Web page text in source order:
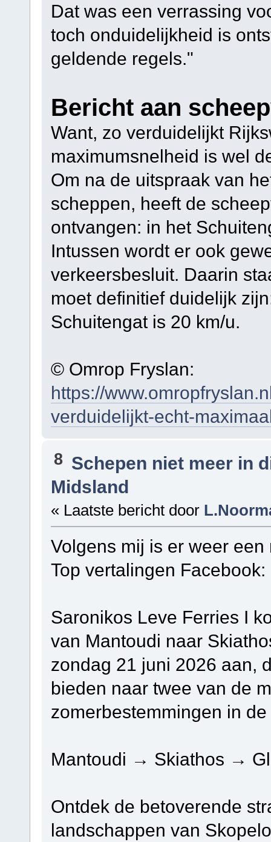
Dat was een verrassing
toch onduidelijkheid is
geldende regels."
Bericht aan
Want, zo verduidelijkt
maximumsnelheid is wel
Om na de uitspraak van
scheppen, heeft de
ontvangen: in het
Intussen wordt er ook
verkeersbesluit. Daarin
moet definitief duidelijk
Schuitengat is 20 km/u.
© Omrop Fryslan:
https://
verduidelijkt-echt-
8 Schepen niet meer in
Midsland
« Laatste bericht door
Volgens mij is er weer
Top vertalingen Facebook:
Saronikos Leve Ferries I
van Mantoudi naar
zondag 21 juni 2026 aan,
bieden naar twee van de
zomerbestemmingen in
Mantoudi → Skiathos →
Ontdek de betoverende
landschappen van